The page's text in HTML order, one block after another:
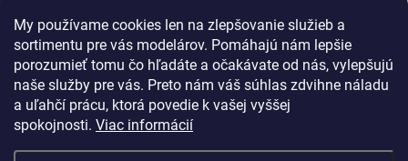
My používame cookies len na zlepšovanie služieb a
sortimentu pre vás modelárov. Pomáhajú nám lepšie
porozumieť tomu čo hľadáte a očakávate od nás, vylepšujú
naše služby pre vás. Preto nám váš súhlas zdvihne náladu
a uľahčí prácu, ktorá povedie k vašej vyššej
spokojnosti. Viac informácií
Poštová / Odberná adresa:
HT model
Na letisko 49
058 01 Poprad
Slovenská Republika